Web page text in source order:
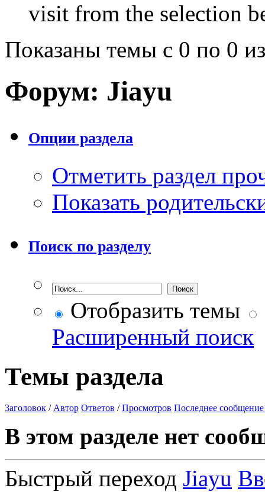
visit from the selection
Показаны темы с 0 по 0
Форум: Jiayu
Опции раздела
Отметить раздел
Показать
Поиск по разделу
Отобразить темы
Расширенный поиск
Темы раздела
Заголовок / Автор Ответов /Просмотров Последнее сообщение
В этом разделе нет
Быстрый переход Jiayu